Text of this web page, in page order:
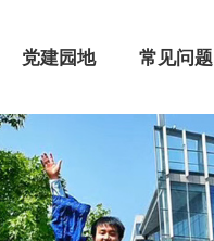
党建园地 常见问题